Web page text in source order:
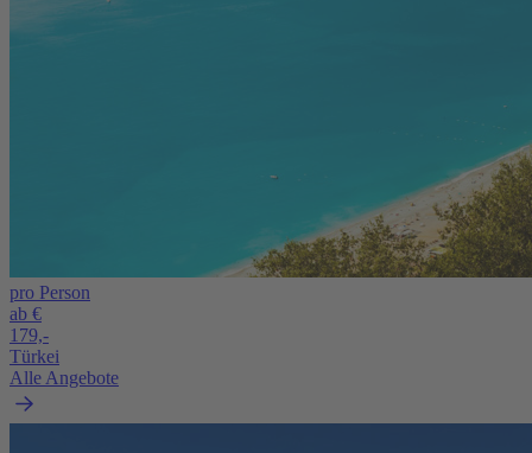
pro Person
ab €
179,-
Türkei
Alle Angebote